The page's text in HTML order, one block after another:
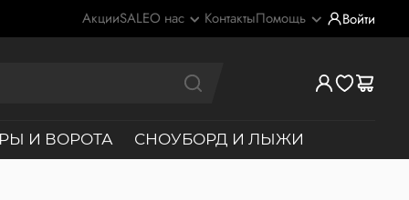
АкцииSALEО нас КонтактыПомощь Войти
И ВОРОТА СНОУБОРД И ЛЫЖИ